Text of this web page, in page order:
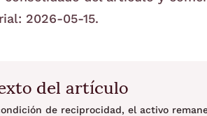
2026-05-15.
del artículo
de reciprocidad, el activo